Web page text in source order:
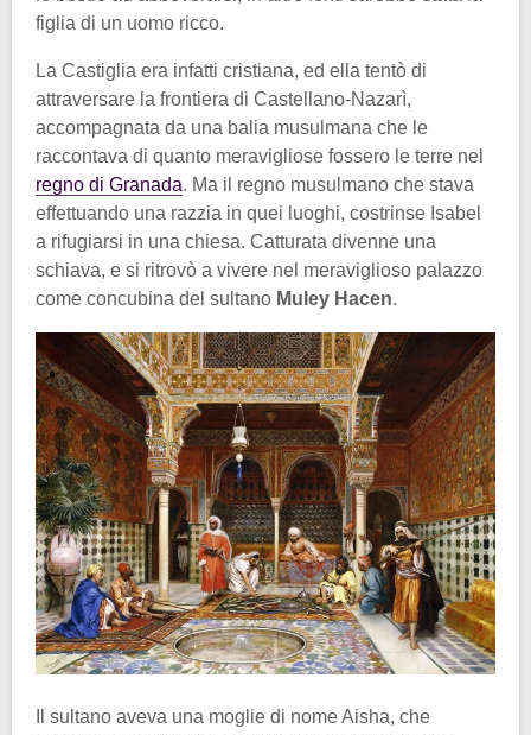
figlia di un uomo ricco.
La Castiglia era infatti cristiana, ed ella tentò di
attraversare la frontiera di Castellano-Nazarì,
accompagnata da una balia musulmana che le
raccontava di quanto meravigliose fossero le terre nel
regno di Granada. Ma il regno musulmano che stava
effettuando una razzia in quei luoghi, costrinse Isabel
a rifugiarsi in una chiesa. Catturata divenne una
schiava, e si ritrovò a vivere nel meraviglioso palazzo
come concubina del sultano Muley Hacen.
Il sultano aveva una moglie di nome Aisha, che